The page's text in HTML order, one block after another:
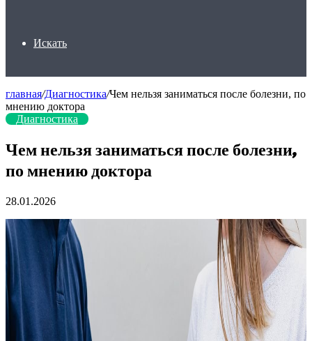
Искать
главная/Диагностика/Чем нельзя заниматься после болезни, по
мнению доктора
Диагностика
Чем нельзя заниматься после болезни,
по мнению доктора
28.01.2026